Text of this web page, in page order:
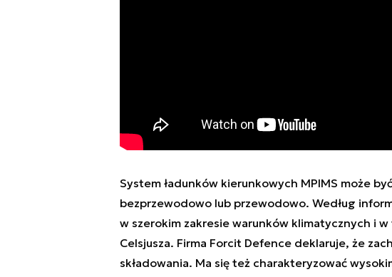
System ładunków kierunkowych MPIMS może
bezprzewodowo lub przewodowo. Według
w szerokim zakresie warunków klimatycznych i
Celsjusza. Firma Forcit Defence deklaruje, że
składowania. Ma się też charakteryzować